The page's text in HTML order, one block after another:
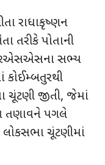
રાધાકૃષ્ણન
તરીકે પોતાની
સભ્ય
કોઈમ્બતુરથી
ચૂંટણી જીતી, જેમાં
તણાવને પગલે
લોકસભા ચૂંટણીમાં